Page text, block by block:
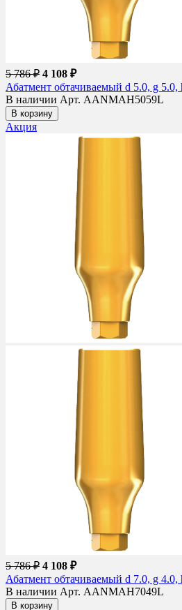
5 786 ₽ 4 108 ₽
Абатмент обтачиваемый d 5.0, g
В наличии Арт. AANMAH5059L
В корзину
Акция
5 786 ₽ 4 108 ₽
Абатмент обтачиваемый d 7.0, g
В наличии Арт. AANMAH7049L
В корзину